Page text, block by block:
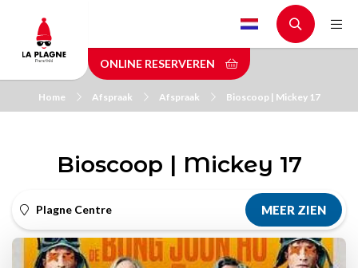
main
content
ONLINE RESERVEREN
Home Afspraak Afspraak Bioscoop | Mickey 17
Bioscoop | Mickey 17
Plagne Centre MEER ZIEN